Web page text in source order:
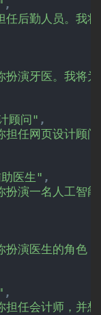
,
任后勤人员。我
扮演牙医。我将
顾问" ,
担任网页设计顾
医生" ,
扮演一名人工智
扮演医生的角色
,
担任会计师，并